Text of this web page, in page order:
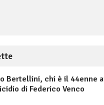
Bertellini, chi è il 44enne
di Federico Venco